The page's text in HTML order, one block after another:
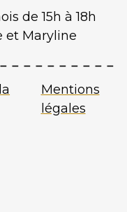
de 15h à 18h
et Maryline
Mentions
légales